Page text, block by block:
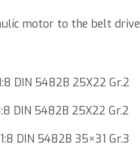
motor to the belt drive
DIN 5482B 25X22 Gr.2
DIN 5482B 25X22 Gr.2
DIN 5482B 35×31 Gr.3